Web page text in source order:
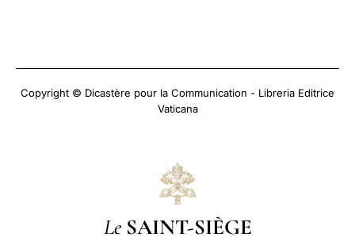
Copyright © Dicastère pour la Communication - Libreria Editrice
Vaticana
Le SAINT-SIÈGE